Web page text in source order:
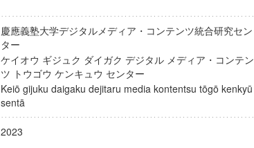
慶應義塾大学デジタルメディア・コンテンツ統合研究セン
ター
ケイオウ ギジュク ダイガク デジタル メディア・コンテン
ツ トウゴウ ケンキュウ センター
Keiō gijuku daigaku dejitaru media kontentsu tōgō kenkyū
sentā
2023